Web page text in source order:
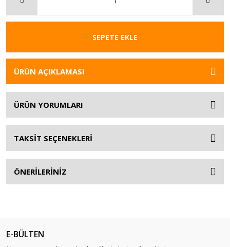
SEPETE EKLE
ÜRÜN AÇIKLAMASI
ÜRÜN YORUMLARI
TAKSİT SEÇENEKLERİ
ÖNERİLERİNİZ
E-BÜLTEN